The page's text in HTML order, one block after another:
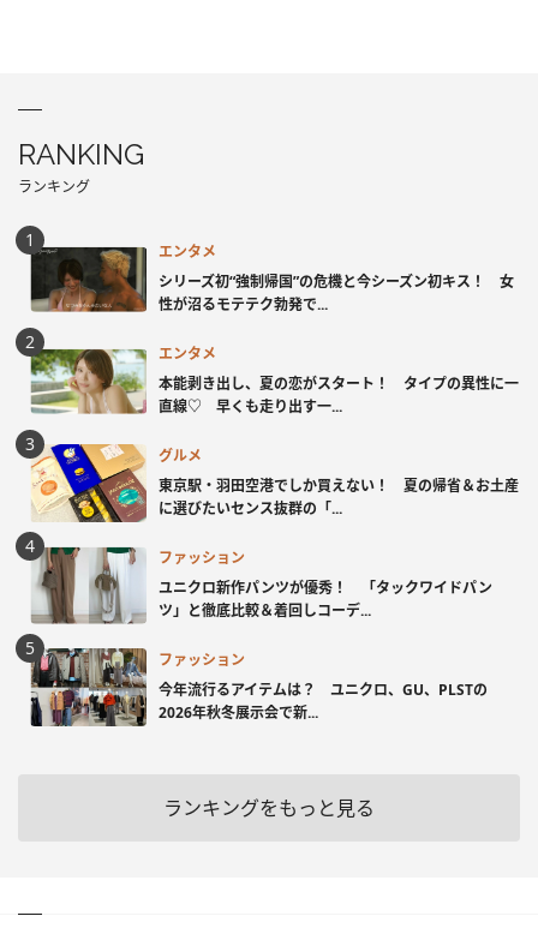
RANKING
ランキング
エンタメ
シリーズ初“強制帰国”の危機と今シーズン初キス！ 女
性が沼るモテテク勃発で...
エンタメ
本能剥き出し、夏の恋がスタート！ タイプの異性に一
直線♡ 早くも走り出す一...
グルメ
東京駅・羽田空港でしか買えない！ 夏の帰省＆お土産
に選びたいセンス抜群の「...
ファッション
ユニクロ新作パンツが優秀！ 「タックワイドパン
ツ」と徹底比較＆着回しコーデ...
ファッション
今年流行るアイテムは？ ユニクロ、GU、PLSTの
2026年秋冬展示会で新...
ランキングをもっと見る